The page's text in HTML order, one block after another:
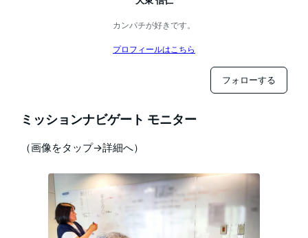
カンパチが好きです。
プロフィールはこちら
フォローする
ミッションナビゲート モニター
（画像をタップ→詳細へ）